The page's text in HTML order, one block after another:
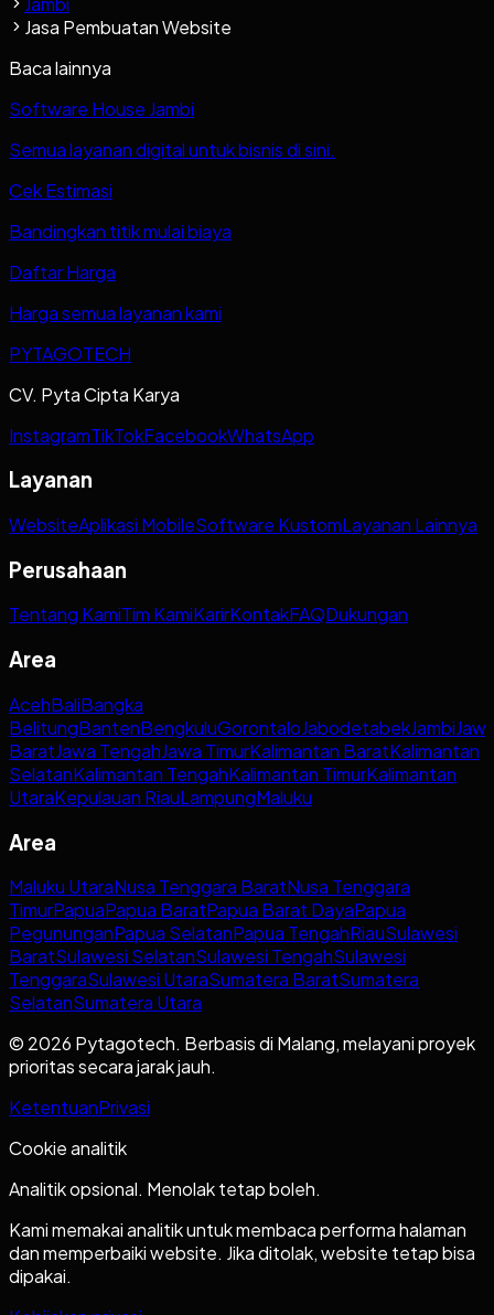
Jasa Pembuatan Website
Baca lainnya
Software House Jambi
Semua layanan digital untuk bisnis di sini.
Cek Estimasi
Bandingkan titik mulai biaya
Daftar Harga
Harga semua layanan kami
PYTAGOTECH
CV. Pyta Cipta Karya
InstagramTikTokFacebookWhatsApp
Layanan
WebsiteAplikasi MobileSoftware KustomLayanan Lainnya
Perusahaan
Tentang KamiTim KamiKarirKontakFAQDukungan
Area
AcehBaliBangka
BelitungBantenBengkuluGorontaloJabodetabekJambi
BaratJawa TengahJawa TimurKalimantan BaratKalimantan
SelatanKalimantan TengahKalimantan TimurKalimantan
UtaraKepulauan RiauLampungMaluku
Area
Maluku UtaraNusa Tenggara BaratNusa Tenggara
TimurPapuaPapua BaratPapua Barat DayaPapua
PegununganPapua SelatanPapua TengahRiauSulawesi
BaratSulawesi SelatanSulawesi TengahSulawesi
TenggaraSulawesi UtaraSumatera BaratSumatera
SelatanSumatera Utara
© 2026 Pytagotech. Berbasis di Malang, melayani proyek
prioritas secara jarak jauh.
KetentuanPrivasi
Cookie analitik
Analitik opsional. Menolak tetap boleh.
Kami memakai analitik untuk membaca performa halaman
dan memperbaiki website. Jika ditolak, website tetap bisa
dipakai.